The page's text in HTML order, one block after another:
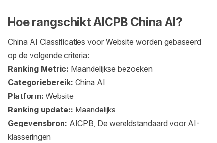
Hoe rangschikt AICPB China AI?
China AI Classificaties voor Website worden gebaseerd
op de volgende criteria:
Ranking Metric: Maandelijkse bezoeken
Categoriebereik: China AI
Platform: Website
Ranking update:: Maandelijks
Gegevensbron: AICPB, De wereldstandaard voor AI-
klasseringen